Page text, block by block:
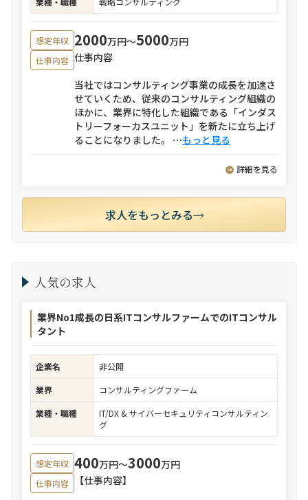
想定年収 2000万円〜5000万円
仕事内容 仕事内容
当社ではコンサルティング事業の成長を加速さ
せていくため、従来のコンサルティング組織の
ほかに、業界に特化した組織である「インダス
トリーフォーカスユニット」を新たに立ち上げ
ることになりました。 ⋯もっと見る
詳細を見る
求人をもっとみる
人気の求人
業界No1成長の日系ITコンサルファームでのITコンサル
タント
企業名
非公開
業界
コンサルティングファーム
業種・職種
IT/DX & サイバーセキュリティコンサルティン
グ
想定年収 400万円〜3000万円
仕事内容
【仕事内容】